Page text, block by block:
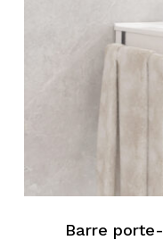
Barre